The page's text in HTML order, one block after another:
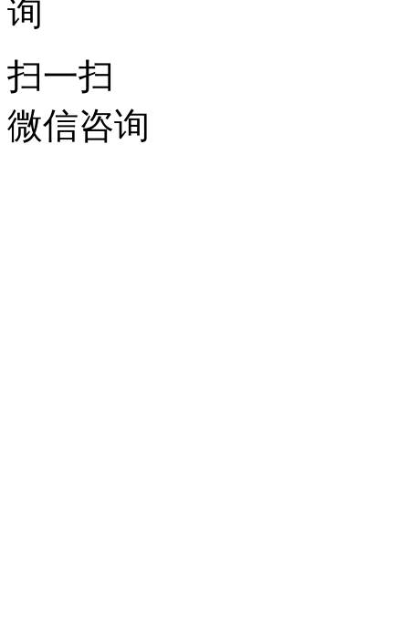
扫一扫
微信咨询